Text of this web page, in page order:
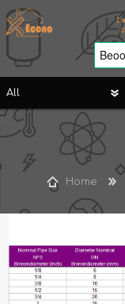
REGISTREREN
AANMELDEN
VERLANGLIJST
0
Home